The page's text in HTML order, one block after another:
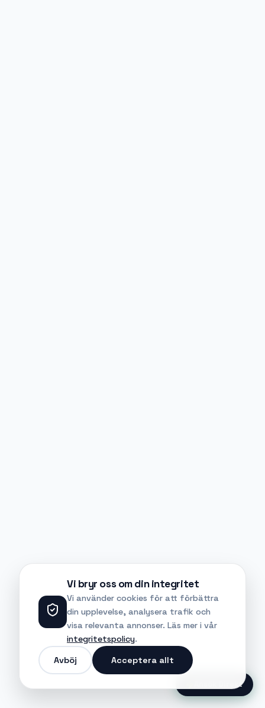
Ansök Direkt
Vi bryr oss om din integritet
Vi använder cookies för att förbättra
din upplevelse, analysera trafik och
visa relevanta annonser. Läs mer i vår
integritetspolicy.
Avböj
Acceptera allt